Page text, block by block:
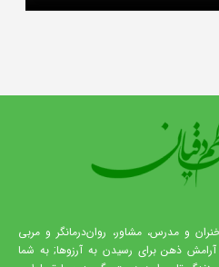
و مدرس، مشاور، روان‌درمانگر و مربی
ذهن برای رسیدن به آرزوها; به شما